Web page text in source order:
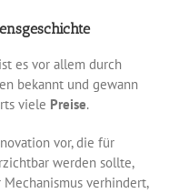
es vor allem durch
bekannt und gewann
viele Preise.
vor, die für
werden sollte,
verhindert,